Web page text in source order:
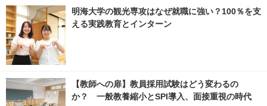
明海大学の観光専攻はなぜ就職に強い？100％を支
える実践教育とインターン
【教師への扉】教員採用試験はどう変わるの
か？ 一般教養縮小とSPI導入、面接重視の時代